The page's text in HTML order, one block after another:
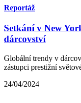
Reportáž
Setkání v New
dárcovství
Globální trendy v
zástupci prestižní
24/04/2024